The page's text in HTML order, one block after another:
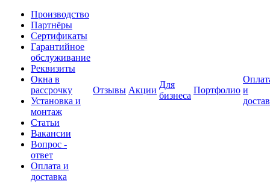
Производство
Партнёры
Сертификаты
Гарантийное
обслуживание
Реквизиты
Окна в
рассрочку
Установка и
монтаж
Статьи
Вакансии
Вопрос -
ответ
Оплата и
доставка
Отзывы Акции
Для
бизнеса
Портфолио и